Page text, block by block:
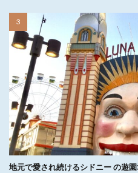
地元で愛され続けるシドニー の遊園